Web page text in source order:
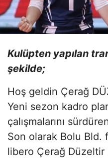
Kulüpten yapılan
şekilde;
Hoş geldin Çerağ
Yeni sezon kadro
çalışmalarını
Son olarak Bolu Bld.
libero Çerağ Düzeltir